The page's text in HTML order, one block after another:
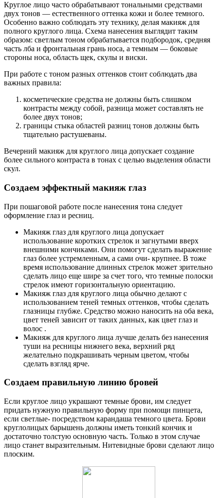
Круглое лицо часто обрабатывают тональными средствами
двух тонов — естественного оттенка кожи и более темного.
Особенно важно соблюдать эту технику, делая макияж для
полного круглого лица. Схема нанесения выглядит таким
образом: светлым тоном обрабатывается подбородок, средняя
часть лба и фронтальная грань носа, а темным — боковые
стороны носа, область щек, скулы и виски.
При работе с тоном разных оттенков стоит соблюдать два
важных правила:
косметические средства не должны быть слишком
контрасты между собой, разница может составлять не
более двух тонов;
границы стыка областей разниц тонов должны быть
тщательно растушеваны.
Вечерний макияж для круглого лица допускает создание
более сильного контраста в тонах с целью выделения области
скул.
Создаем эффектный макияж глаз
При пошаговой работе после нанесения тона следует
оформление глаз и ресниц.
Макияж глаз для круглого лица допускает
использование коротких стрелок и загнутыми вверх
внешними кончиками. Они помогут сделать выражение
глаз более устремленным, а сами очи- крупнее. В тоже
время использование длинных стрелок может зрительно
сделать лицо еще шире за счет того, что темные полоски
стрелок имеют горизонтальную ориентацию.
Макияж глаз для круглого лица обычно делают с
использованием теней темных оттенков, чтобы сделать
глазницы глубже. Средство можно наносить на оба века,
цвет теней зависит от таких данных, как цвет глаз и
волос .
Макияж для круглого лица лучше делать без нанесения
туши на ресницы нижнего века, верхний ряд
желательно подкрашивать черным цветом, чтобы
сделать взгляд ярче.
Создаем правильную линию бровей
Если круглое лицо украшают темные брови, им следует
придать нужную правильную форму при помощи пинцета,
если светлые- посредством карандаша темного цвета. Брови
круглолицых барышень должны иметь тонкий кончик и
достаточно толстую основную часть. Только в этом случае
лицо станет выразительным. Нитевидные брови сделают лицо
плоским.